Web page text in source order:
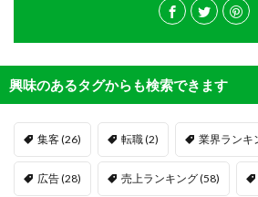
興味のあるタグからも検索できます
集客(26) 転職(2) 業界ランキ
広告(28) 売上ランキング(58)